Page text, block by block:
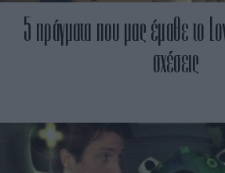
5 πράγματα που μας έμαθε το
σχέσεις